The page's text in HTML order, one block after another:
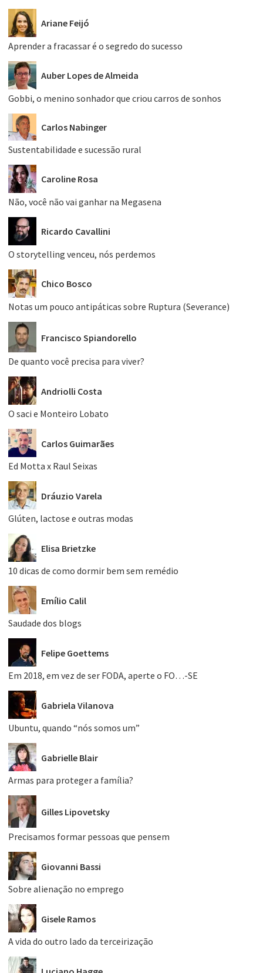
Ariane Feijó
Aprender a fracassar é o segredo do sucesso
Auber Lopes de Almeida
Gobbi, o menino sonhador que criou carros de sonhos
Carlos Nabinger
Sustentabilidade e sucessão rural
Caroline Rosa
Não, você não vai ganhar na Megasena
Ricardo Cavallini
O storytelling venceu, nós perdemos
Chico Bosco
Notas um pouco antipáticas sobre Ruptura (Severance)
Francisco Spiandorello
De quanto você precisa para viver?
Andriolli Costa
O saci e Monteiro Lobato
Carlos Guimarães
Ed Motta x Raul Seixas
Dráuzio Varela
Glúten, lactose e outras modas
Elisa Brietzke
10 dicas de como dormir bem sem remédio
Emílio Calil
Saudade dos blogs
Felipe Goettems
Em 2018, em vez de ser FODA, aperte o FO…-SE
Gabriela Vilanova
Ubuntu, quando “nós somos um”
Gabrielle Blair
Armas para proteger a família?
Gilles Lipovetsky
Precisamos formar pessoas que pensem
Giovanni Bassi
Sobre alienação no emprego
Gisele Ramos
A vida do outro lado da terceirização